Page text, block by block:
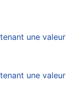
une valeur
une valeur